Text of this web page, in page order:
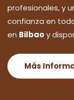
profesionales, y
confianza en
en Bilbaoy
Más